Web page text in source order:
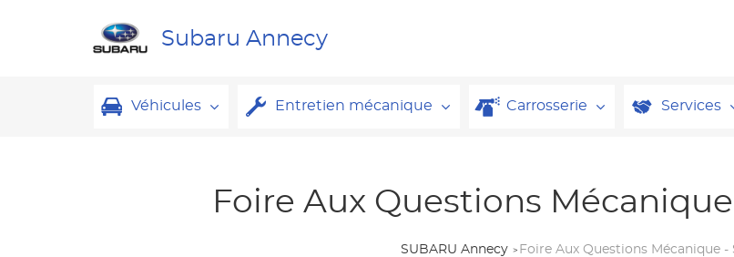
Subaru Annecy
Véhicules Entretien mécanique Carrosserie Services
Foire Aux Questions
SUBARU Annecy Foire Aux Questions Mécanique -